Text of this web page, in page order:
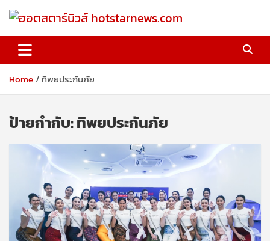
ฮอตสตาร์นิวส์ hotstarnews.com
Home ทิพยประกันภัย
ป้ายกำกับ:ทิพยประกันภัย